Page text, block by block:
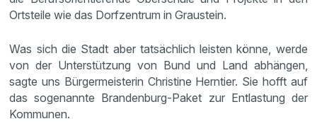
Ortsteile wie das Dorfzentrum in Graustein.
Was sich die Stadt aber tatsächlich leisten könne, werde
von der Unterstützung von Bund und Land abhängen,
sagte uns Bürgermeisterin Christine Herntier. Sie hofft auf
das sogenannte Brandenburg-Paket zur Entlastung der
Kommunen.